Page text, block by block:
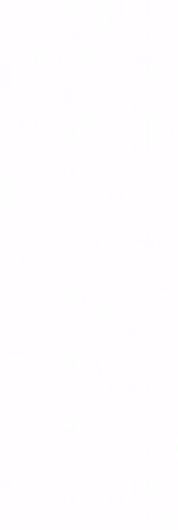
auto-
no
dores
é